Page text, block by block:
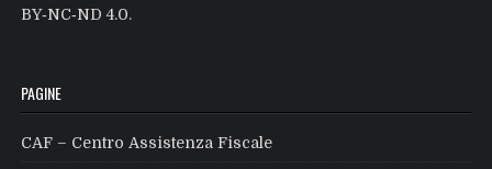
BY‑NC‑ND 4.0.
PAGINE
CAF – Centro Assistenza Fiscale